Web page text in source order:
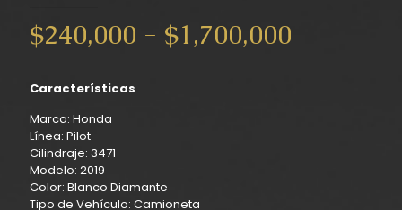
$240,000 - $1,700,000
Características
Marca: Honda
Línea: Pilot
Cilindraje: 3471
Modelo: 2019
Color: Blanco Diamante
Tipo de Vehículo: Camioneta